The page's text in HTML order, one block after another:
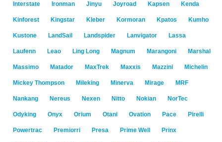
Interstate Ironman Jinyu Joyroad Kapsen Kenda
Kinforest Kingstar Kleber Kormoran Kpatos Kumho
Kustone LandSail Landspider Lanvigator Lassa
Laufenn Leao Ling Long Magnum Marangoni Marshal
Massimo Matador MaxTrek Maxxis Mazzini Michelin
Mickey Thompson Mileking Minerva Mirage MRF
Nankang Nereus Nexen Nitto Nokian NorTec
Odyking Onyx Orium Otani Ovation Pace Pirelli
Powertrac Premiorri Presa Prime Well Prinx